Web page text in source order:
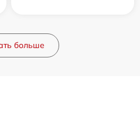
больше